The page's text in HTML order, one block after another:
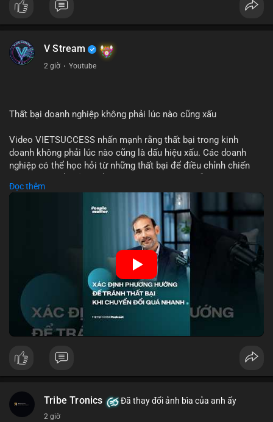
tập trung và làm chậm sự tham gia của nhà đầu tư istituционаl
- Diễn ra trong bối cảnh Ethereum đang cân bằng giữa giảm
#binancesquare #cryptonews
V Stream
2 giờ · Youtube
Thất bại doanh nghiệp không phải lúc nào cũng xấu
Video VIETSUCCESS nhấn mạnh rằng thất bại trong kinh
doanh không phải lúc nào cũng là dấu hiệu xấu. Các doanh
nghiệp có thể học hỏi từ những thất bại để điều chỉnh chiến
trình. Trong lĩnh vực tài chính và crypto, hiểu rõ nguyên nhân
thất bại giúp quản lý rủi ro hiệu quả và tránh lặp lại sai lầm.
Điều này đặc biệt quan trọng khi áp dụng vào các mô hình kinh
doanh mới hoặc đầu tư vào dự án blockchain.
🎥 Xem video trực tiếp tại:
Nguồn: VIETSUCCESS
Đọc thêm
Tribe Tronics Đã thay đổi ảnh bìa của anh ấy
2 giờ